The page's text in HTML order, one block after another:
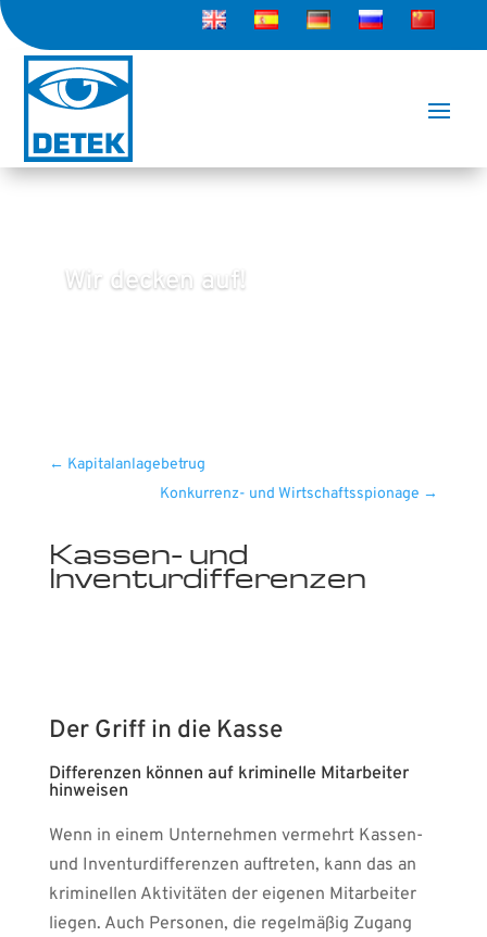
Wir decken auf!
← Kapitalanlagebetrug
Konkurrenz- und Wirtschaftsspionage →
Kassen- und
Inventurdifferenzen
Der Griff in die Kasse
Differenzen können auf kriminelle Mitarbeiter
hinweisen
Wenn in einem Unternehmen vermehrt Kassen-
und Inventurdifferenzen auftreten, kann das an
kriminellen Aktivitäten der eigenen Mitarbeiter
liegen. Auch Personen, die regelmäßig Zugang